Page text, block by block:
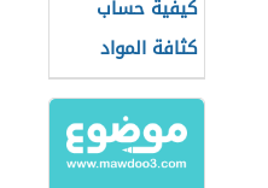
كيفية حساب
كثافة المواد
الصلبة